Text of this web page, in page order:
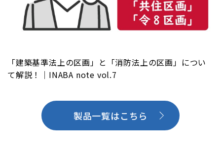
「建築基準法上の区画」と「消防法上の区画」につい
て解説！｜INABA note vol.7
製品一覧はこちら